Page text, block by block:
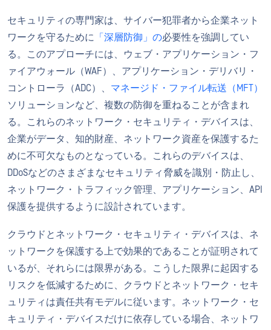
セキュリティの専門家は、サイバー犯罪者から企業ネット
ワークを守るために 「深層防御」の必要性を強調してい
る。このアプローチには、ウェブ・アプリケーション・フ
ァイアウォール（WAF）、アプリケーション・デリバリ・
コントローラ（ADC）、 マネージド・ファイル転送（MFT）
ソリューションなど、複数の防御を重ねることが含まれ
る。これらのネットワーク・セキュリティ・デバイスは、
企業がデータ、知的財産、ネットワーク資産を保護するた
めに不可欠なものとなっている。これらのデバイスは、
DDoSなどのさまざまなセキュリティ脅威を識別・防止し、
ネットワーク・トラフィック管理、アプリケーション、API
保護を提供するように設計されています。
クラウドとネットワーク・セキュリティ・デバイスは、ネ
ットワークを保護する上で効果的であることが証明されて
いるが、それらには限界がある。こうした限界に起因する
リスクを低減するために、クラウドとネットワーク・セキ
ュリティは責任共有モデルに従います。ネットワーク・セ
キュリティ・デバイスだけに依存している場合、ネットワ